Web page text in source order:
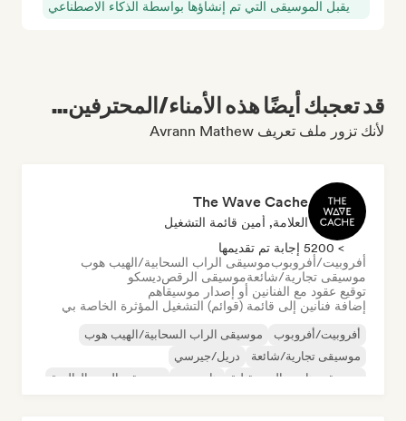
يقبل الموسيقى التي تم إنشاؤها بواسطة الذكاء الاصطناعي
قد تعجبك أيضًا هذه الأمناء/المحترفين...
لأنك تزور ملف تعريف Avrann Mathew
The Wave Cache
العلامة, أمين قائمة التشغيل
> 5200 إجابة تم تقديمها
أفروبيت/أفروبوبموسيقى الراب السحابية/الهيب هوب
موسيقى تجارية/شائعةموسيقى الرقصديسكو
توقيع عقود مع الفنانين أو إصدار موسيقاهم
إضافة فنانين إلى قائمة (قوائم) التشغيل المؤثرة الخاصة بي
أفروبيت/أفروبوب
موسيقى الراب السحابية/الهيب هوب
موسيقى تجارية/شائعة
دريل/جيرسي
موسيقى هاوس المستقبلية
هايبربوب
موسيقى البوب العالمية